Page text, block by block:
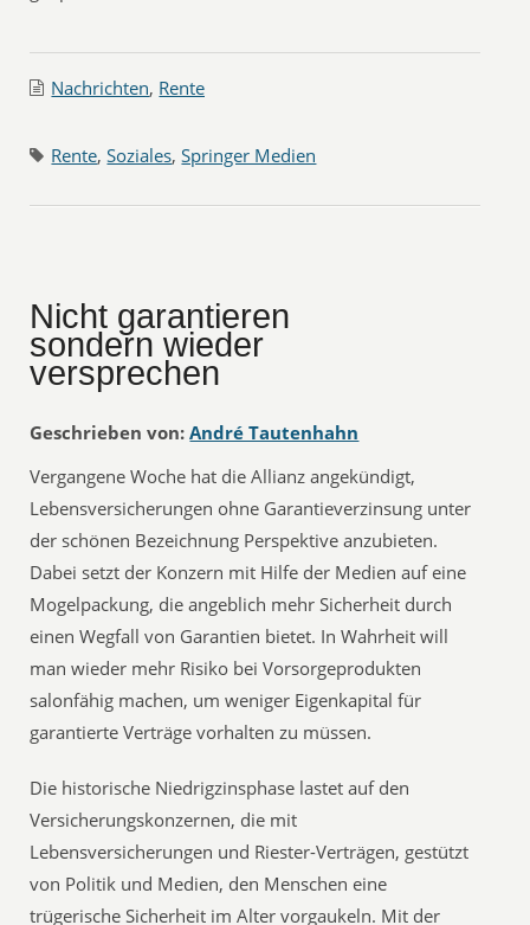
Nachrichten, Rente
Rente,Soziales,Springer Medien
Nicht garantieren
sondern wieder
versprechen
Geschrieben von: André Tautenhahn
Vergangene Woche hat die Allianz angekündigt,
Lebensversicherungen ohne Garantieverzinsung unter
der schönen Bezeichnung Perspektive anzubieten.
Dabei setzt der Konzern mit Hilfe der Medien auf eine
Mogelpackung, die angeblich mehr Sicherheit durch
einen Wegfall von Garantien bietet. In Wahrheit will
man wieder mehr Risiko bei Vorsorgeprodukten
salonfähig machen, um weniger Eigenkapital für
garantierte Verträge vorhalten zu müssen.
Die historische Niedrigzinsphase lastet auf den
Versicherungskonzernen, die mit
Lebensversicherungen und Riester-Verträgen, gestützt
von Politik und Medien, den Menschen eine
trügerische Sicherheit im Alter vorgaukeln. Mit der